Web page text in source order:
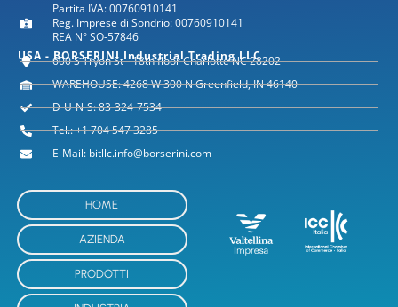
Partita IVA: 00760910141
Reg. Imprese di Sondrio: 00760910141
REA N° SO-57846
USA - BORSERINI Industrial Trading LLC
600 S Tryon St - 18th floor Charlotte NC 28202
WAREHOUSE: 4268 W 300 N Greenfield, IN 46140
D-U-N-S: 83-324-7534
Tel.: +1 704 547 3285
E-Mail: bitllc.info@borserini.com
HOME
AZIENDA
PRODOTTI